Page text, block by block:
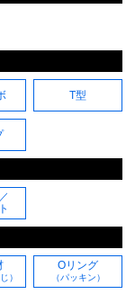
T型
）
Oリング
（パッキン）